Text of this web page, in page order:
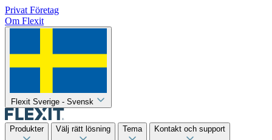
Privat Företag
Om Flexit
Flexit Sverige - Svensk
Produkter Välj rätt lösning Tema Kontakt och support